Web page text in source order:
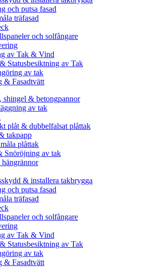
och putsa fasad
träfasad
och solfångare
av Tak & Vind
Statusbesiktning av Tak
av tak
& Fasadtvätt
shingel & betongpannor
av tak
plåt & dubbelfalsat plåttak
takpapp
plåttak
Snöröjning av tak
& installera takbrygga
och putsa fasad
träfasad
och solfångare
av Tak & Vind
Statusbesiktning av Tak
av tak
& Fasadtvätt